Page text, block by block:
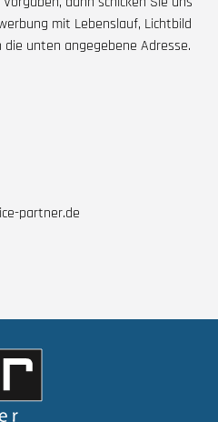
mit Lebenslauf, Lichtbild
unten angegebene Adresse.
partner.de